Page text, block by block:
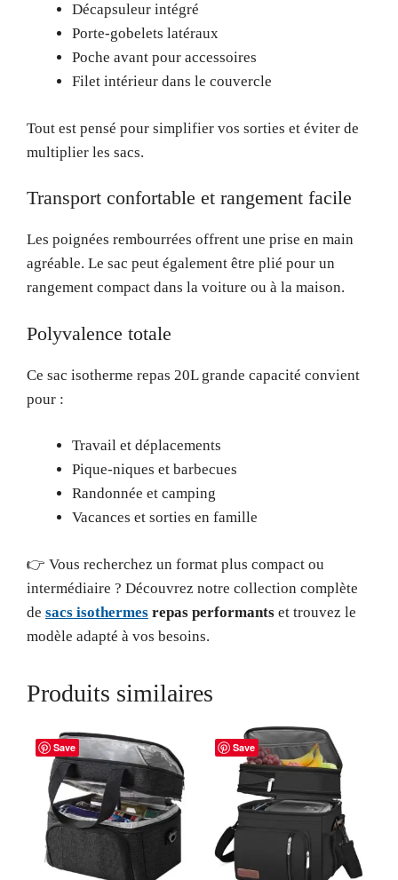
Décapsuleur intégré
Porte-gobelets latéraux
Poche avant pour accessoires
Filet intérieur dans le couvercle
Tout est pensé pour simplifier vos sorties et éviter de
multiplier les sacs.
Transport confortable et rangement facile
Les poignées rembourrées offrent une prise en main
agréable. Le sac peut également être plié pour un
rangement compact dans la voiture ou à la maison.
Polyvalence totale
Ce sac isotherme repas 20L grande capacité convient
pour :
Travail et déplacements
Pique-niques et barbecues
Randonnée et camping
Vacances et sorties en famille
👉 Vous recherchez un format plus compact ou
intermédiaire ? Découvrez notre collection complète
de sacs isothermes repas performants et trouvez le
modèle adapté à vos besoins.
Produits similaires
Save Save